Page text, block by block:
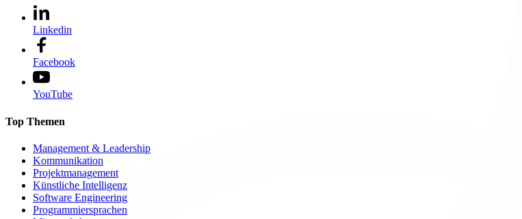
Linkedin
Facebook
YouTube
Top Themen
Management & Leadership
Kommunikation
Projektmanagement
Künstliche Intelligenz
Software Engineering
Programmiersprachen